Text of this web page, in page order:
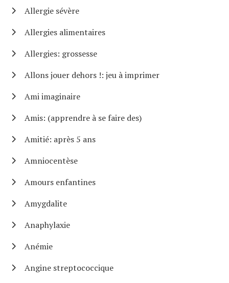
Allergie sévère
Allergies alimentaires
Allergies: grossesse
Allons jouer dehors !: jeu à imprimer
Ami imaginaire
Amis: (apprendre à se faire des)
Amitié: après 5 ans
Amniocentèse
Amours enfantines
Amygdalite
Anaphylaxie
Anémie
Angine streptococcique